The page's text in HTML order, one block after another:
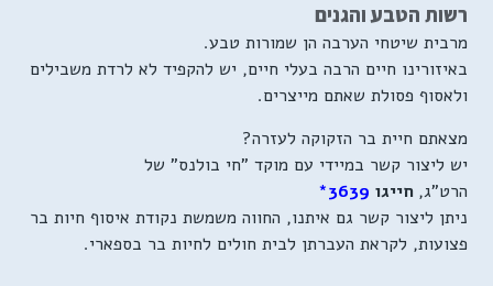
רשות הטבע והגנים
מרבית שיטחי הערבה הן שמורות טבע.
באיזורינו חיים הרבה בעלי חיים, יש להקפיד לא לרדת משבילים
ולאסוף פסולת שאתם מייצרים.
מצאתם חיית בר הזקוקה לעזרה?
יש ליצור קשר במיידי עם מוקד "חי בולנס" של
הרט"ג, חייגו 3639*
ניתן ליצור קשר גם איתנו, החווה משמשת נקודת איסוף חיות בר
פצועות, לקראת העברתן לבית חולים לחיות בר בספארי.